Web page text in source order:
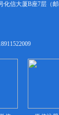
信大厦B座7层（邮